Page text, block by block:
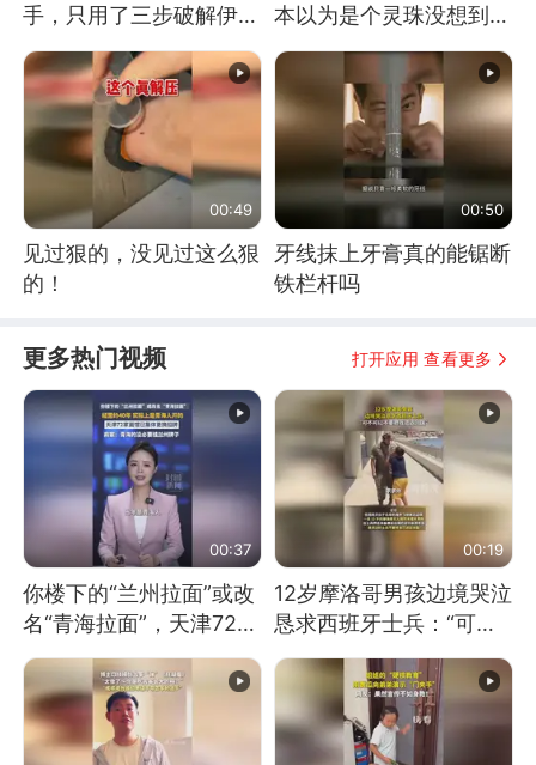
手，只用了三步破解伊朗
本以为是个灵珠没想到是
00:49
见过狠的，没见过这么狠
的！
00:50
牙线抹上牙膏真的能锯断
铁栏杆吗
更多热门视频 打开应用 查看更多
00:37
你楼下的“兰州拉面”或改
名“青海拉面”，天津72家
面馆已集体更换招牌
00:19
12岁摩洛哥男孩边境哭泣
恳求西班牙士兵：“可不
可以不要把我遣返回国”